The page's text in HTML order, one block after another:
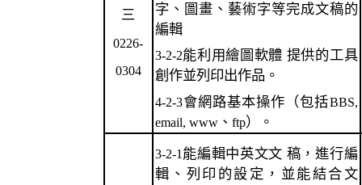
三
0226-
0304
字、圖畫、藝術字等完成文稿的
編輯
3-2-2能利用繪圖軟體 提供的工具
創作並列印出作品。
4-2-3會網路基本操作（包括BBS,
email, www、 ftp）。
3-2-1 能編輯中英文文 稿，進行編
輯、列印的設定，並能結合文